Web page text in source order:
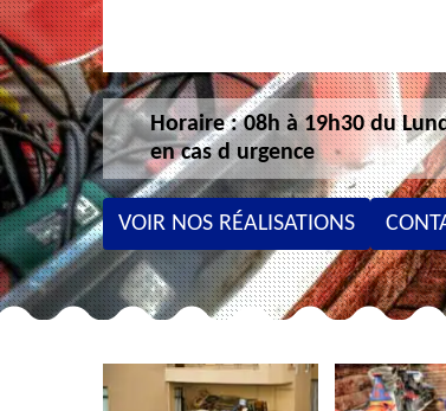
Horaire : 08h à 19h30 du
en cas d urgence
VOIR NOS RÉALISATIONS